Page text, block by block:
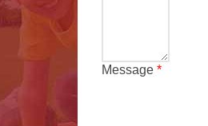
Message *